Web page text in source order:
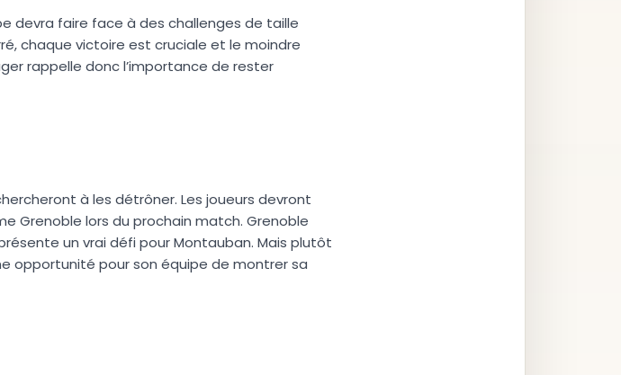
devra faire face à des challenges de taille
chaque victoire est cruciale et le moindre
rappelle donc l’importance de rester
à les détrôner. Les joueurs devront
Grenoble lors du prochain match. Grenoble
un vrai défi pour Montauban. Mais plutôt
opportunité pour son équipe de montrer sa